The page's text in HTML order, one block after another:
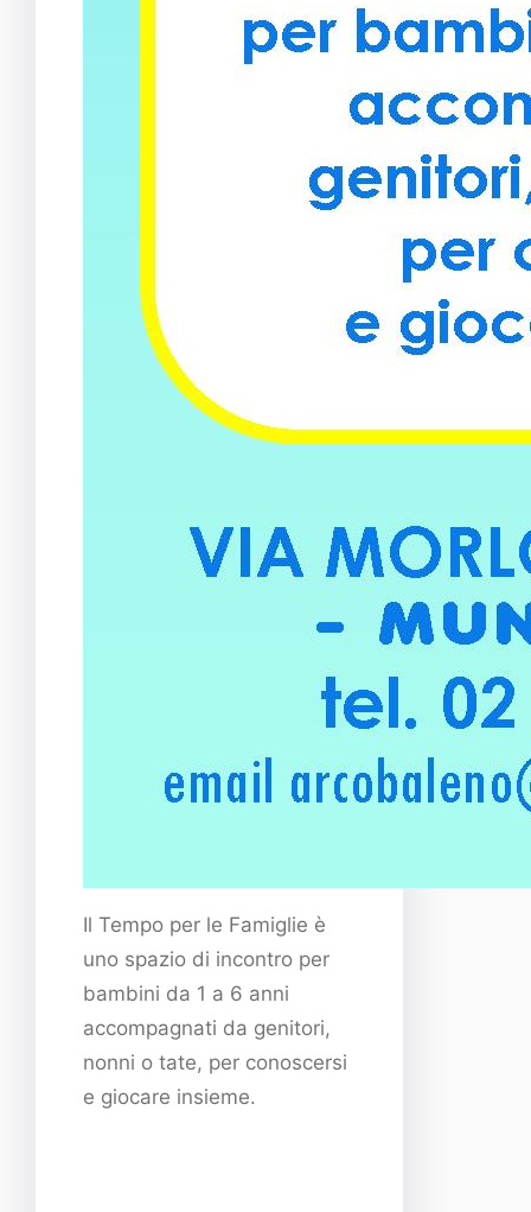
Il Tempo per le Famiglie è
uno spazio di incontro per
bambini da 1 a 6 anni
accompagnati da genitori,
nonni o tate, per conoscersi
e giocare insieme.